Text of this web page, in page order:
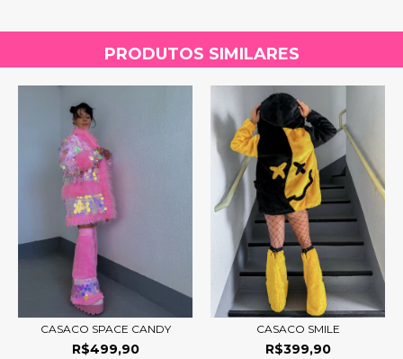
PRODUTOS SIMILARES
CASACO SPACE CANDY
R$499,90
CASACO SMILE
R$399,90